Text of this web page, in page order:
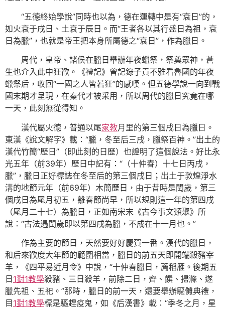
“五德終始學說”同時也以為，德在運轉中是有“衰日”的，
如火衰于戌日、土衰于辰日。而“王者各以其行盛日為祖，衰
日為臘”，也就是帝王把本身所屬德之“衰日”，作為臘日。
周代，皇帝、諸侯在臘日舉辦年夜蠟祭，祭奠眾神，蒼
生也介入此中狂歡。《禮記》曾記錄子貢不雅看魯國的年夜
蠟祭后，收回“一國之人皆若狂”的感嘆。但五德學說一向到戰
國末期才呈現，在秦代才被采用，所以周代的臘日究竟在哪
一天，此刻無從得知。
漢代屬火德，普通以尾家教月里的第三個戌日為臘日。
東漢《說文解字》載：“臘，冬至后三戌，臘祭百神。”出土的
漢代竹簡“歷日”（即此刻的日歷）也證明了這個說法。好比永
光五年（前39年）歷日中記有：“（十仲春）十七日丙戌，
臘”，臘日正好標誌在冬至后的第三個戌日；出土于敦煌淨水
溝的地節元年（前69年）木簡歷日，由于昔時是閏歲，第三
個戌日為尾月初五，離春節尚早，所以規則這一年的第四戌
（尾月二十七）為臘日，正如南宋末《古今事文類聚》所
說：“古法遇閏歲即以第四戌為臘，不成在十一月也。”
作為主要的節日，天然要好好慶賀一番。漢代的臘日，
和后來歡度大年節的範圍相當，臘日的前五天即開端殺豬宰
羊，《四平易近月令》中說，“十仲春臘日，薦稻雁。後期五
日1對1教學殺豬、三日殺羊，前除二日，齊、饌、掃滌、遂
臘先祖、五祀。”那時，臘日的前一天，還要舉辦驅儺典禮，
目1對1教學標是驅趕疫鬼，如《后漢書》載：“季冬之月，星